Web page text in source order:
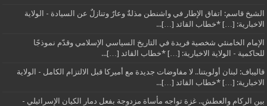
الشيخ قاسم: اتفاق الإطار في واشنطن مذلةٌ وعارٌ وتنازلٌ عن السيادة - الولاية
الاخبارية: […] *خطاب القائد […]...
الإمام الخامنئي شخصية فريدة في التاريخ السياسي الإسلامي وقدّم نموذجًا
للحاكمية - الولاية الاخبارية: […] *خطاب القائد […]...
قاليباف: لبنان أولويتنا.. لا مفاوضات جديدة مع أميركا قبل الالتزام الكامل - الولاية
الاخبارية: […] *خطاب القائد […]...
بين الركام والعطش.. غزة تواجه مأساة مزدوجة بفعل دمار الكيان الإسرائيلي -